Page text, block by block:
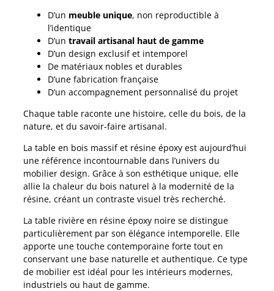
D’un meuble unique, non reproductible à
l’identique
D’un travail artisanal haut de gamme
D’un design exclusif et intemporel
De matériaux nobles et durables
D’une fabrication française
D’un accompagnement personnalisé du projet
Chaque table raconte une histoire, celle du bois, de la
nature, et du savoir-faire artisanal.
La table en bois massif et résine époxy est aujourd’hui
une référence incontournable dans l’univers du
mobilier design. Grâce à son esthétique unique, elle
allie la chaleur du bois naturel à la modernité de la
résine, créant un contraste visuel très recherché.
La table rivière en résine époxy noire se distingue
particulièrement par son élégance intemporelle. Elle
apporte une touche contemporaine forte tout en
conservant une base naturelle et authentique. Ce type
de mobilier est idéal pour les intérieurs modernes,
industriels ou haut de gamme.